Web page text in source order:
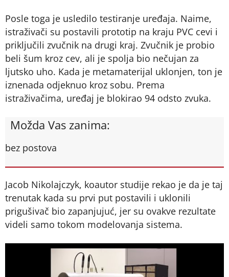
Posle toga je usledilo testiranje uređaja. Naime,
istraživači su postavili prototip na kraju PVC cevi i
priključili zvučnik na drugi kraj. Zvučnik je probio
beli šum kroz cev, ali je spolja bio nečujan za
ljutsko uho. Kada je metamaterijal uklonjen, ton je
iznenada odjeknuo kroz sobu. Prema
istraživačima, uređaj je blokirao 94 odsto zvuka.
Možda Vas zanima:
bez postova
Jacob Nikolajczyk, koautor studije rekao je da je taj
trenutak kada su prvi put postavili i uklonili
prigušivač bio zapanjujuć, jer su ovakve rezultate
videli samo tokom modelovanja sistema.